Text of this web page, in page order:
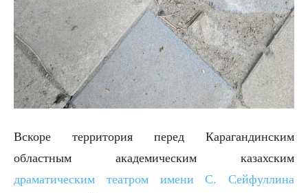
Вскоре территория перед Карагандинским
областным академическим казахским
драматическим театром имени С. Сейфуллина